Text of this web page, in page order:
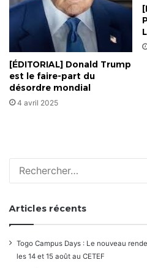
[ÉDITORIAL] Donald Trump
est le faire-part du
désordre mondial
4 avril 2025
Articles récents
Togo Campus Days : Le nouveau
les 14 et 15 août au CETEF